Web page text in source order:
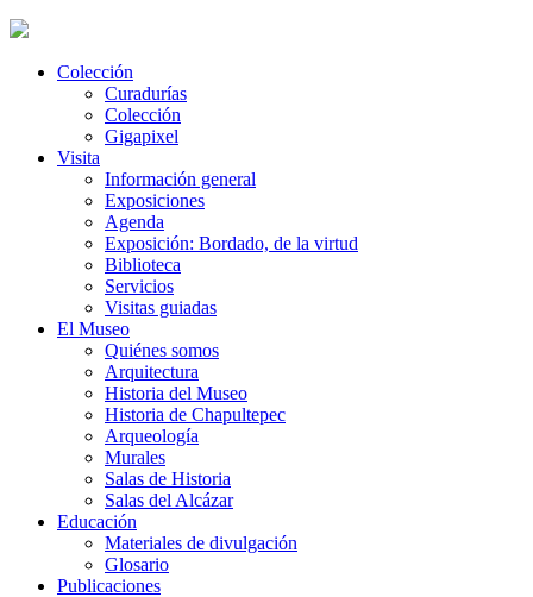
Colección
Curadurías
Colección
Gigapixel
Visita
Información general
Exposiciones
Agenda
Exposición: Bordado, de la virtud
Biblioteca
Servicios
Visitas guiadas
El Museo
Quiénes somos
Arquitectura
Historia del Museo
Historia de Chapultepec
Arqueología
Murales
Salas de Historia
Salas del Alcázar
Educación
Materiales de divulgación
Glosario
Publicaciones